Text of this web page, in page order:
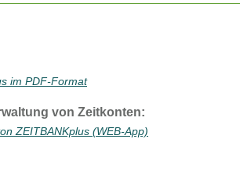
im PDF-Format
von Zeitkonten:
ZEITBANKplus (WEB-App)